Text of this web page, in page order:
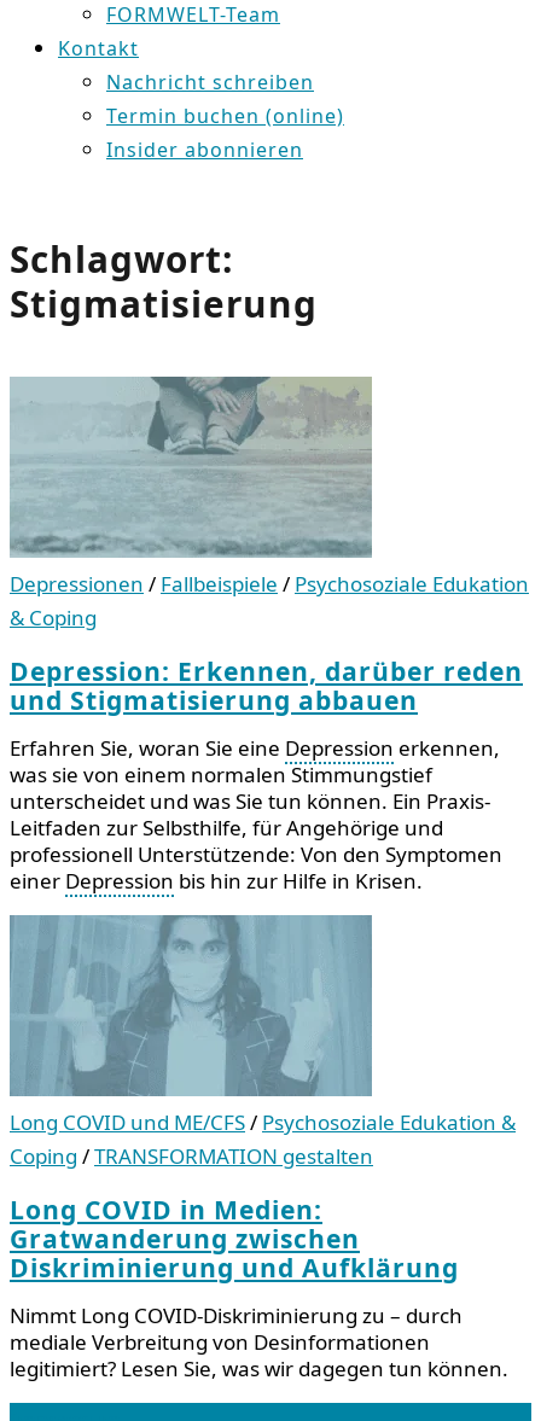
FORMWELT-Team
Kontakt
Nachricht schreiben
Termin buchen (online)
Insider abonnieren
Schlagwort:
Stigmatisierung
Depressionen / Fallbeispiele / Psychosoziale Edukation
& Coping
Depression: Erkennen, darüber reden
und Stigmatisierung abbauen
Erfahren Sie, woran Sie eine Depression erkennen,
was sie von einem normalen Stimmungstief
unterscheidet und was Sie tun können. Ein Praxis-
Leitfaden zur Selbsthilfe, für Angehörige und
professionell Unterstützende: Von den Symptomen
einer Depression bis hin zur Hilfe in Krisen.
Long COVID und ME/CFS/ Psychosoziale Edukation &
Coping /TRANSFORMATION gestalten
Long COVID in Medien:
Gratwanderung zwischen
Diskriminierung und Aufklärung
Nimmt Long COVID-Diskriminierung zu – durch
mediale Verbreitung von Desinformationen
legitimiert? Lesen Sie, was wir dagegen tun können.